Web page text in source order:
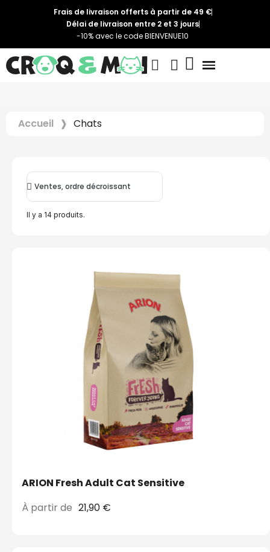
Frais de livraison offerts à partir de 49 €
Délai de livraison entre 2 et 3 jours
-10% avec le code BIENVENUE10
Accueil Chats
Il y a 14 produits.
ARION Fresh Adult Cat Sensitive
À partir de 21,90 €